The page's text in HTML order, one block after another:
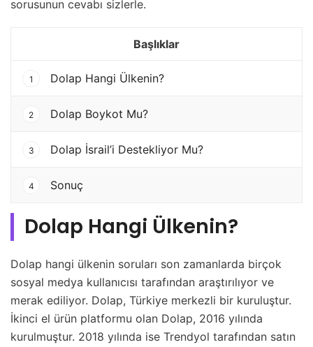
sorusunun cevabı sizlerle.
Başlıklar
1 Dolap Hangi Ülkenin?
2 Dolap Boykot Mu?
3 Dolap İsrail’i Destekliyor Mu?
4 Sonuç
Dolap Hangi Ülkenin?
Dolap hangi ülkenin soruları son zamanlarda birçok
sosyal medya kullanıcısı tarafından araştırılıyor ve
merak ediliyor. Dolap, Türkiye merkezli bir kuruluştur.
İkinci el ürün platformu olan Dolap, 2016 yılında
kurulmuştur. 2018 yılında ise Trendyol tarafından satın